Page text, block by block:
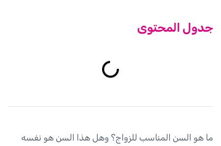
جدول المحتوى
ما هو السن المناسب للزواج؟ وهل هذا السن هو نفسه